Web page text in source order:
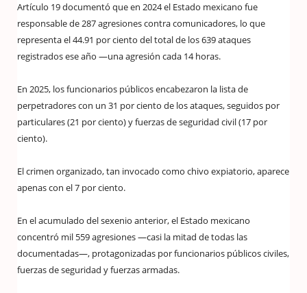
Artículo 19 documentó que en 2024 el Estado mexicano fue
responsable de 287 agresiones contra comunicadores, lo que
representa el 44.91 por ciento del total de los 639 ataques
registrados ese año —una agresión cada 14 horas.
En 2025, los funcionarios públicos encabezaron la lista de
perpetradores con un 31 por ciento de los ataques, seguidos por
particulares (21 por ciento) y fuerzas de seguridad civil (17 por
ciento).
El crimen organizado, tan invocado como chivo expiatorio, aparece
apenas con el 7 por ciento.
En el acumulado del sexenio anterior, el Estado mexicano
concentró mil 559 agresiones —casi la mitad de todas las
documentadas—, protagonizadas por funcionarios públicos civiles,
fuerzas de seguridad y fuerzas armadas.